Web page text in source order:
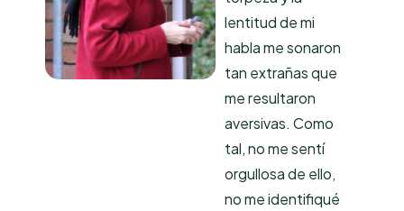
lentitud de mi
habla me sonaron
tan extrañas que
me resultaron
aversivas. Como
tal, no me sentí
orgullosa de ello,
no me identifiqué